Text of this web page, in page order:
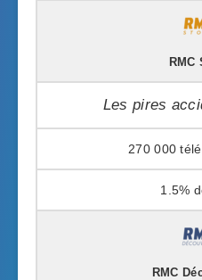
RMC
Les pires
270 000
1.5%
RMC